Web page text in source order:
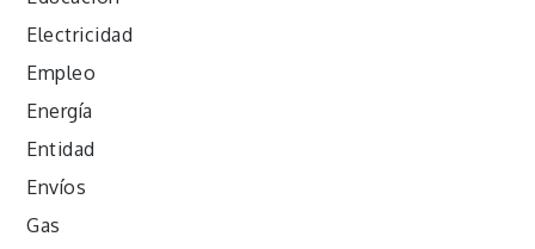
Electricidad
Empleo
Energía
Entidad
Envíos
Gas